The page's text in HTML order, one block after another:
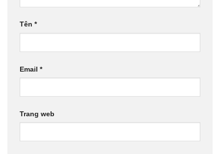
Tên *
Email *
Trang web